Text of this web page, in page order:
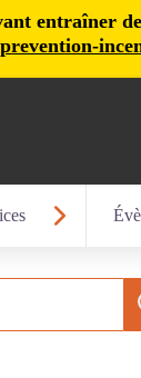
entraîner